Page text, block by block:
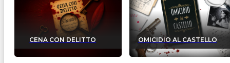
CENA CON DELITTO OMICIDIO AL CASTELLO